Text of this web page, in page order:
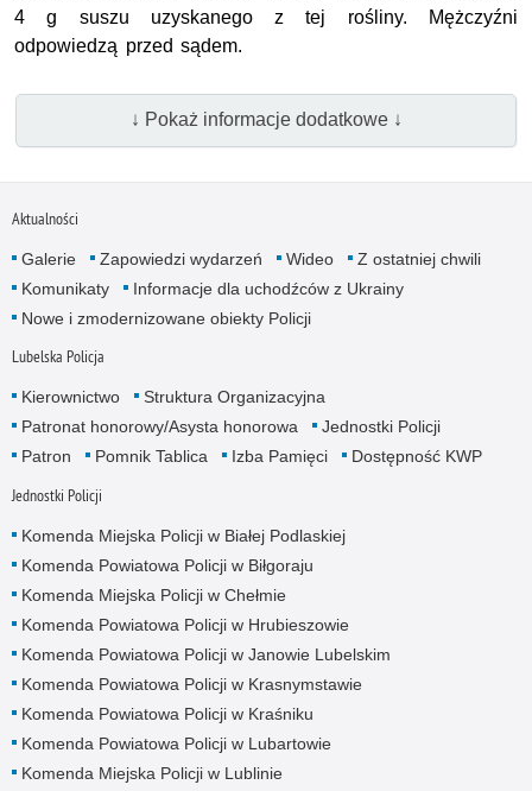
4 g suszu uzyskanego z tej rośliny. Mężczyźni
odpowiedzą przed sądem.
↓ Pokaż informacje dodatkowe ↓
Aktualności
Galerie Zapowiedzi wydarzeń Wideo
Z ostatniej chwili
Komunikaty
Informacje dla uchodźców z Ukrainy
Nowe i zmodernizowane obiekty Policji
Lubelska Policja
Kierownictwo
Struktura Organizacyjna
Patronat honorowy/Asysta honorowa
Jednostki Policji
Patron
Pomnik Tablica Izba Pamięci Dostępność KWP
Jednostki Policji
Komenda Miejska Policji w Białej Podlaskiej
Komenda Powiatowa Policji w Biłgoraju
Komenda Miejska Policji w Chełmie
Komenda Powiatowa Policji w Hrubieszowie
Komenda Powiatowa Policji w Janowie Lubelskim
Komenda Powiatowa Policji w Krasnymstawie
Komenda Powiatowa Policji w Kraśniku
Komenda Powiatowa Policji w Lubartowie
Komenda Miejska Policji w Lublinie